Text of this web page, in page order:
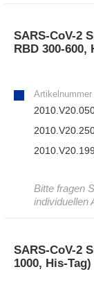
SARS-CoV-2
RBD 300-600,
Artikelnummer
2010.V20.199
Bitte fragen
individuellen
SARS-CoV-2
1000, His-Tag)